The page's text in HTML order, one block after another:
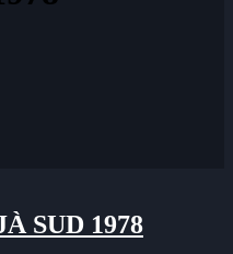
SUD 1978